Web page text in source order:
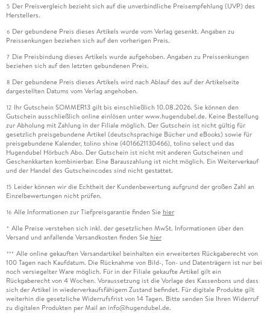
5 Der Preisvergleich bezieht sich auf die unverbindliche Preisempfehlung (UVP) des
Herstellers.
6 Der gebundene Preis dieses Artikels wurde vom Verlag gesenkt. Angaben zu
Preissenkungen beziehen sich auf den vorherigen Preis.
7 Die Preisbindung dieses Artikels wurde aufgehoben. Angaben zu Preissenkungen
beziehen sich auf den letzten gebundenen Preis.
8 Der gebundene Preis dieses Artikels wird nach Ablauf des auf der Artikelseite
dargestellten Datums vom Verlag angehoben.
12 Ihr Gutschein SOMMER13 gilt bis einschließlich 10.08.2026. Sie können den
Gutschein ausschließlich online einlösen unter www.hugendubel.de. Keine Bestellung
zur Abholung mit Zahlung in der Filiale möglich. Der Gutschein ist nicht gültig für
gesetzlich preisgebundene Artikel (deutschsprachige Bücher und eBooks) sowie für
preisgebundene Kalender, tolino shine (4016621130466), tolino select und das
Hugendubel Hörbuch Abo. Der Gutschein ist nicht mit anderen Gutscheinen und
Geschenkkarten kombinierbar. Eine Barauszahlung ist nicht möglich. Ein Weiterverkauf
und der Handel des Gutscheincodes sind nicht gestattet.
15 Leider können wir die Echtheit der Kundenbewertung aufgrund der großen Zahl an
Einzelbewertungen nicht prüfen.
16 Alle Informationen zur Tiefpreisgarantie finden Sie hier
* Alle Preise verstehen sich inkl. der gesetzlichen MwSt. Informationen über den
Versand und anfallende Versandkosten finden Sie hier
*** Alle online gekauften Versandartikel beinhalten ein erweitertes Rückgaberecht von
100 Tagen nach Kaufdatum. Die Rücknahme von Bild-, Ton- und Datenträgern ist nur bei
noch versiegelter Ware möglich. Für in der Filiale gekaufte Artikel gilt ein
Rückgaberecht von 4 Wochen. Voraussetzung ist die Vorlage des Kassenbons und dass
sich der Artikel in wiederverkaufsfähigem Zustand befindet. Für digitale Produkte gilt
weiterhin die gesetzliche Widerrufsfrist von 14 Tagen. Bitte senden Sie Ihren Widerruf
zu digitalen Produkten per Mail an info@hugendubel.de.